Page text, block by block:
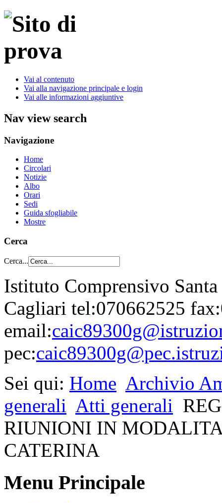
Vai al contenuto
Vai alla navigazione principale e login
Vai alle informazioni aggiuntive
Nav view search
Navigazione
Home
Circolari
Notizie
Albo
Orari
Sedi
Guida sfogliabile
Mostre
Cerca
Cerca...
Istituto Comprensivo
Cagliari tel:070662525
email:
pec:
Sei qui: Home Archivio
generali Atti generali
RIUNIONI IN
CATERINA
Menu Principale